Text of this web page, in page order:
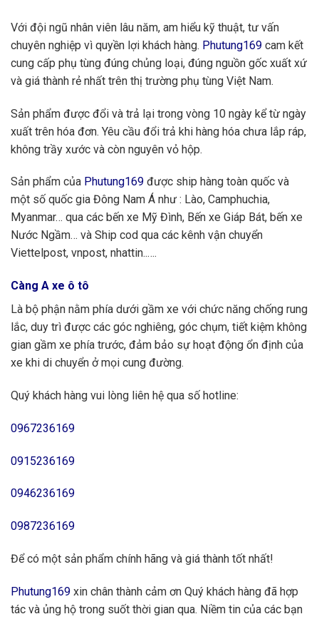
Với đội ngũ nhân viên lâu năm, am hiểu kỹ thuật, tư vấn
chuyên nghiệp vì quyền lợi khách hàng. Phutung169 cam kết
cung cấp phụ tùng đúng chủng loại, đúng nguồn gốc xuất xứ
và giá thành rẻ nhất trên thị trường phụ tùng Việt Nam.
Sản phẩm được đổi và trả lại trong vòng 10 ngày kể từ ngày
xuất trên hóa đơn. Yêu cầu đổi trả khi hàng hóa chưa lắp ráp,
không trầy xước và còn nguyên vỏ hộp.
Sản phẩm của Phutung169 được ship hàng toàn quốc và
một số quốc gia Đông Nam Á như : Lào, Camphuchia,
Myanmar… qua các bến xe Mỹ Đình, Bến xe Giáp Bát, bến xe
Nước Ngầm… và Ship cod qua các kênh vận chuyển
Viettelpost, vnpost, nhattin..….
Càng A xe ô tô
Là bộ phận nằm phía dưới gầm xe với chức năng chống rung
lắc, duy trì được các góc nghiêng, góc chụm, tiết kiệm không
gian gầm xe phía trước, đảm bảo sự hoạt động ổn định của
xe khi di chuyển ở mọi cung đường.
Quý khách hàng vui lòng liên hệ qua số hotline:
0967236169
0915236169
0946236169
0987236169
Để có một sản phẩm chính hãng và giá thành tốt nhất!
Phutung169 xin chân thành cảm ơn Quý khách hàng đã hợp
tác và ủng hộ trong suốt thời gian qua. Niềm tin của các bạn